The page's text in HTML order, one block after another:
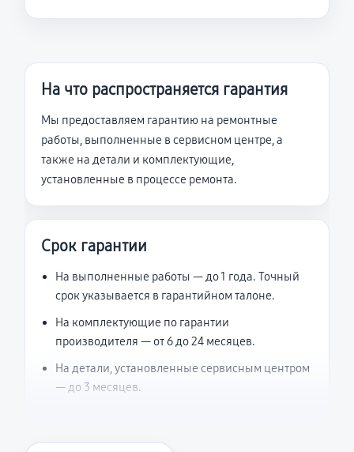
На что распространяется гарантия
Мы предоставляем гарантию на ремонтные
работы, выполненные в сервисном центре, а
также на детали и комплектующие,
установленные в процессе ремонта.
Срок гарантии
На выполненные работы — до 1 года. Точный
срок указывается в гарантийном талоне.
На комплектующие по гарантии
производителя — от 6 до 24 месяцев.
На детали, установленные сервисным центром
— до 3 месяцев.